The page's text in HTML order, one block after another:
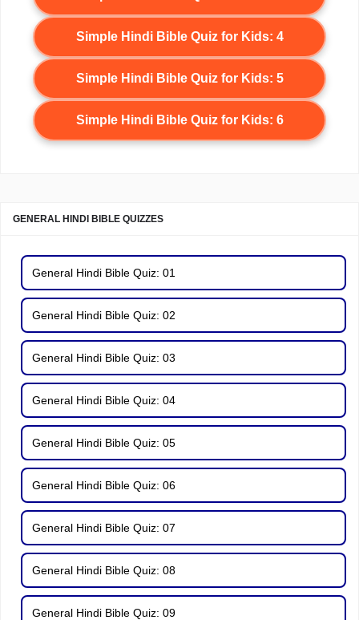
Simple Hindi Bible Quiz for Kids: 4
Simple Hindi Bible Quiz for Kids: 5
Simple Hindi Bible Quiz for Kids: 6
GENERAL HINDI BIBLE QUIZZES
General Hindi Bible Quiz: 01
General Hindi Bible Quiz: 02
General Hindi Bible Quiz: 03
General Hindi Bible Quiz: 04
General Hindi Bible Quiz: 05
General Hindi Bible Quiz: 06
General Hindi Bible Quiz: 07
General Hindi Bible Quiz: 08
General Hindi Bible Quiz: 09